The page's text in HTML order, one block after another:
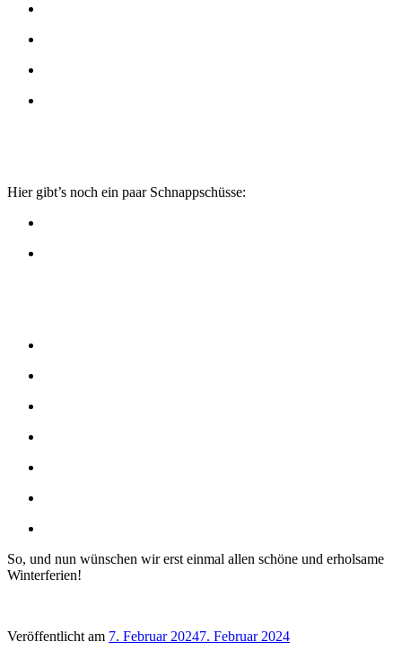
Hier gibt’s noch ein paar Schnappschüsse:
So, und nun wünschen wir erst einmal allen schöne und erholsame
Winterferien!
Veröffentlicht am 7. Februar 20247. Februar 2024